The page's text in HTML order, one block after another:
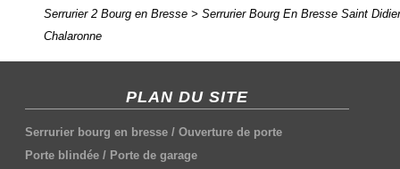
Serrurier 2 Bourg en Bresse> Serrurier Bourg En Bresse Saint
Chalaronne
PLAN DU SITE
Serrurier bourg en bresse /Ouverture de porte
Porte blindée / Porte de garage